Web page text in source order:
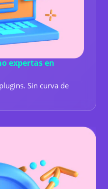
expertas en
Sin curva de